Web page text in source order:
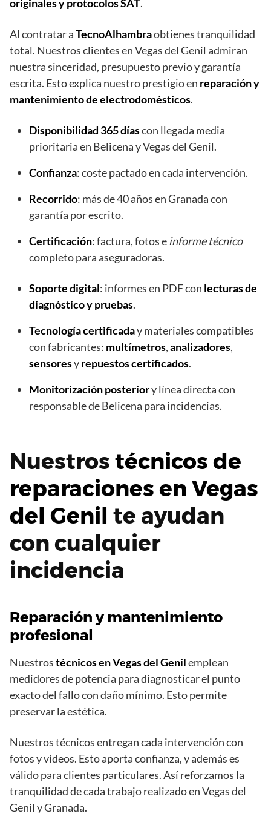
originales y protocolos SAT.
Al contratar aTecnoAlhambraobtienes tranquilidad
total. Nuestros clientes en Vegas del Genil admiran
nuestra sinceridad, presupuesto previo y garantía
escrita. Esto explica nuestro prestigio en reparación y
mantenimiento de electrodomésticos.
Disponibilidad 365 díascon llegada media
prioritaria en Belicena y Vegas del Genil.
Confianza: coste pactado en cada intervención.
Recorrido: más de 40 años en Granada con
garantía por escrito.
Certificación: factura, fotos einforme técnico
completo para aseguradoras.
Soporte digital: informes en PDF con lecturas de
diagnóstico y pruebas.
Tecnología certificaday materiales compatibles
con fabricantes: multímetros,analizadores,
sensoresyrepuestos certificados.
Monitorización posteriory línea directa con
responsable de Belicena para incidencias.
Nuestros técnicos de
reparaciones en Vegas
del Genil te ayudan
con cualquier
incidencia
Reparación y mantenimiento
profesional
Nuestrostécnicos en Vegas del Genilemplean
medidores de potencia para diagnosticar el punto
exacto del fallo con daño mínimo. Esto permite
preservar la estética.
Nuestros técnicos entregan cada intervención con
fotos y vídeos. Esto aporta confianza, y además es
válido para clientes particulares. Así reforzamos la
tranquilidad de cada trabajo realizado en Vegas del
Genil y Granada.